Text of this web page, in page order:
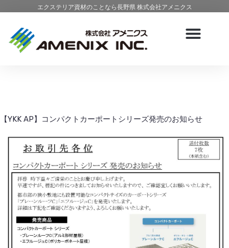
エクステリア資材のことなら長野県 株式会社アメニクス
【YKK AP】コンパクトカーポートシリーズ発売のお知らせ